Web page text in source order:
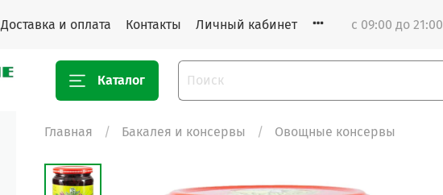
Доставка и оплата Контакты Личный кабинет с 09:00 до 21:00
Каталог
Главная Бакалея и консервы Овощные консервы